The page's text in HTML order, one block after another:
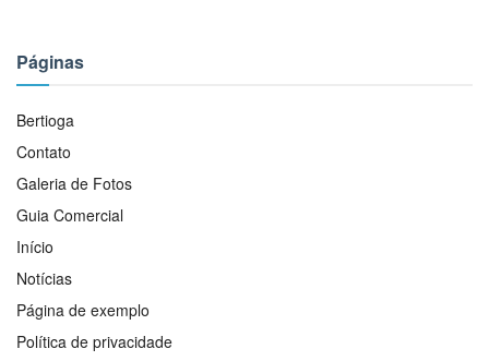
Páginas
Bertioga
Contato
Galeria de Fotos
Guia Comercial
Início
Notícias
Página de exemplo
Política de privacidade